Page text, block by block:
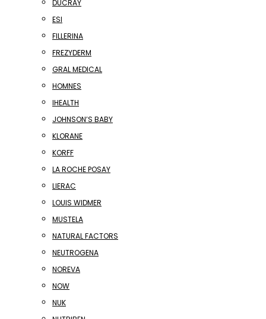
DUCRAY
ESI
FILLERINA
FREZYDERM
GRAL MEDICAL
HOMNES
IHEALTH
JOHNSON’S BABY
KLORANE
KORFF
LA ROCHE POSAY
LIERAC
LOUIS WIDMER
MUSTELA
NATURAL FACTORS
NEUTROGENA
NOREVA
NOW
NUK